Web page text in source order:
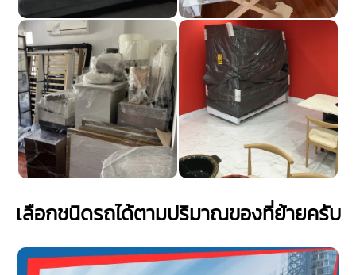
เลือกชนิดรถได้ตามปริมาณของที่ย้ายครับ